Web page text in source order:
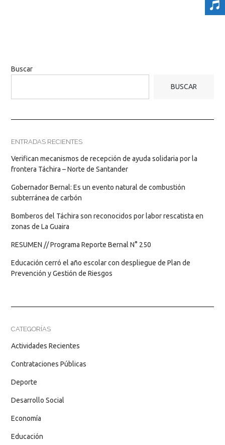
Buscar
BUSCAR
ENTRADAS RECIENTES
Verifican mecanismos de recepción de ayuda solidaria por la
frontera Táchira – Norte de Santander
Gobernador Bernal: Es un evento natural de combustión
subterránea de carbón
Bomberos del Táchira son reconocidos por labor rescatista en
zonas de La Guaira
RESUMEN // Programa Reporte Bernal N° 250
Educación cerró el año escolar con despliegue de Plan de
Prevención y Gestión de Riesgos
CATEGORÍAS
Actividades Recientes
Contrataciones Públicas
Deporte
Desarrollo Social
Economía
Educación